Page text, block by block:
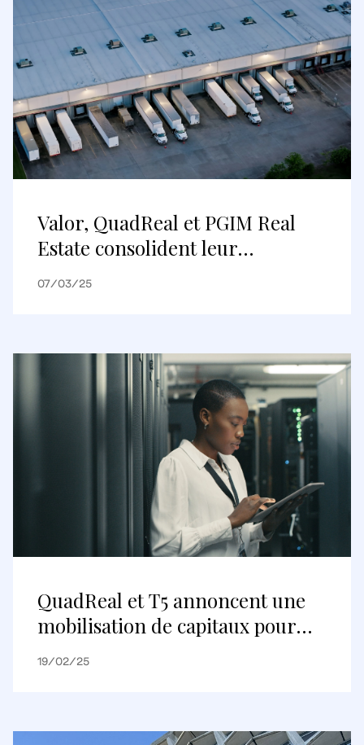
Valor, QuadReal et PGIM Real
Estate consolident leur
partenariat par un financement
de distribution de Tesco, à
07/03/25
QuadReal et T5 annoncent une
mobilisation de capitaux pour
soutenir la croissance de leur
totale à 8 milliards de dollars
19/02/25